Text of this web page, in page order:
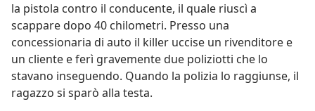
la pistola contro il conducente, il quale riuscì a
scappare dopo 40 chilometri. Presso una
concessionaria di auto il killer uccise un rivenditore e
un cliente e ferì gravemente due poliziotti che lo
stavano inseguendo. Quando la polizia lo raggiunse, il
ragazzo si sparò alla testa.